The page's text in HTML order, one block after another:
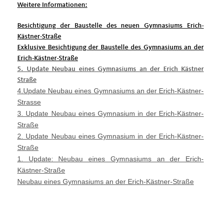
Weitere Informationen:
Besichtigung der Baustelle des neuen Gymnasiums Erich-
Kästner-Straße
Exklusive Besichtigung der Baustelle des Gymnasiums an der
Erich-Kästner-Straße
5. Update Neubau eines Gymnasiums an der Erich Kästner
Straße
4.Update Neubau eines Gymnasiums an der Erich-Kästner-
Strasse
3. Update Neubau eines Gymnasium in der Erich-Kästner-
Straße
2. Update Neubau eines Gymnasium in der Erich-Kästner-
Straße
1. Update: Neubau eines Gymnasiums an der Erich-
Kästner-Straße
Neubau eines Gymnasiums an der Erich-Kästner-Straße